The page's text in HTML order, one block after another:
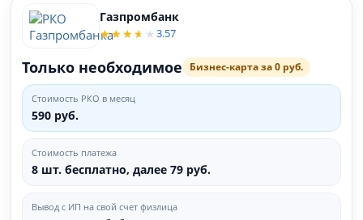
Газпромбанк
3.57
Только необходимое Бизнес-карта за 0 руб.
Стоимость РКО в месяц
590 руб.
Стоимость платежа
8 шт. бесплатно, далее 79 руб.
Вывод с ИП на свой счет физлица